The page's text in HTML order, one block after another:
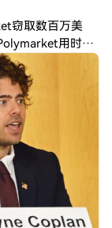
窃取数百万美
用时间
加密货币合约的单